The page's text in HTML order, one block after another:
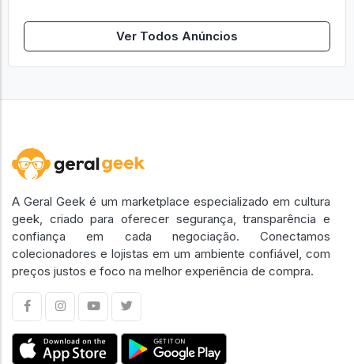
Ver Todos Anúncios
A Geral Geek é um marketplace especializado em cultura
geek, criado para oferecer segurança, transparência e
confiança em cada negociação. Conectamos
colecionadores e lojistas em um ambiente confiável, com
preços justos e foco na melhor experiência de compra.